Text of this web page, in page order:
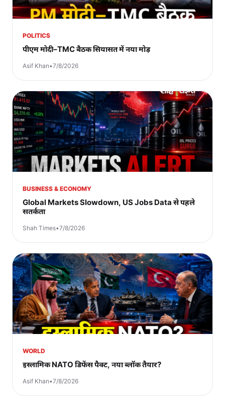
POLITICS
पीएम मोदी–TMC बैठक सियासत में नया मोड़
Asif Khan•7/8/2026
BUSINESS & ECONOMY
Global Markets Slowdown, US Jobs Data से पहले
सतर्कता
Shah Times•7/8/2026
WORLD
इस्लामिक NATO डिफेंस पैक्ट, नया ब्लॉक तैयार?
Asif Khan•7/8/2026